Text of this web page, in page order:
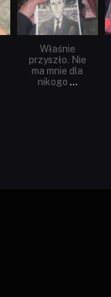
Właśnie
przyszło. Nie
ma mnie dla
nikogo ...